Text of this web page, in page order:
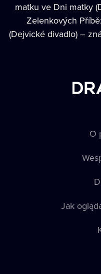
matku ve Dni matky
Zelenkových
(Dejvické divadlo) –
O
Jak